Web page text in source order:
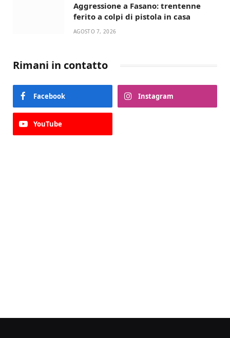
Aggressione a Fasano: trentenne
ferito a colpi di pistola in casa
AGOSTO 7, 2026
Rimani in contatto
Facebook Instagram
YouTube